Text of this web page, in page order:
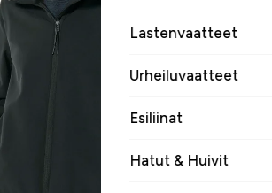
Lastenvaatteet
Urheiluvaatteet
Esiliinat
Hatut & Huivit